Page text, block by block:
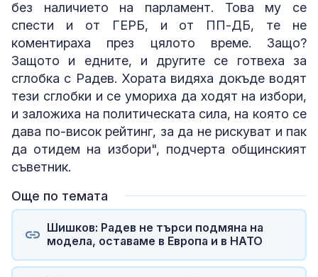
без наличието на парламент. Това му се
спести и от ГЕРБ, и от ПП-ДБ, те не
коментираха през цялото време. Защо?
Защото и едните, и другите се готвеха за
сглобка с Радев. Хората видяха докъде водят
тези сглобки и се умориха да ходят на избори,
и заложиха на политическата сила, на която се
дава по-висок рейтинг, за да не рискуват и пак
да отидем на избори", подчерта общинският
съветник.
Още по темата
Шишков: Радев не търси подмяна на
модела, оставаме в Европа и в НАТО